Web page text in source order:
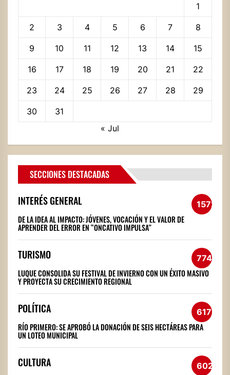
1
2 3 4 5 6 7 8
9 10 11 12 13 14 15
16 17 18 19 20 21 22
23 24 25 26 27 28 29
30
31
« Jul
SECCIONES DESTACADAS
INTERÉS GENERAL 1572
DE LA IDEA AL IMPACTO: JÓVENES, VOCACIÓN Y EL VALOR DE
APRENDER DEL ERROR EN “ONCATIVO IMPULSA”
TURISMO 774
LUQUE CONSOLIDA SU FESTIVAL DE INVIERNO CON UN ÉXITO MASIVO
Y PROYECTA SU CRECIMIENTO REGIONAL
POLÍTICA 617
RÍO PRIMERO: SE APROBÓ LA DONACIÓN DE SEIS HECTÁREAS PARA
UN LOTEO MUNICIPAL
CULTURA 602